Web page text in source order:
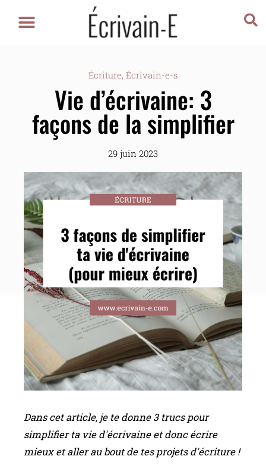
Écriture, Écrivain-e-s
Vie d’écrivaine: 3
façons de la simplifier
29 juin 2023
Dans cet article, je te donne 3 trucs pour
simplifier ta vie d'écrivaine et donc écrire
mieux et aller au bout de tes projets d'écriture !